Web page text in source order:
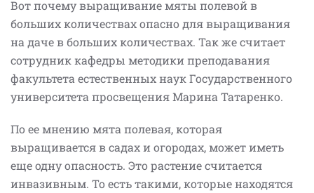
Вот почему выращивание мяты полевой в
больших количествах опасно для выращивания
на даче в больших количествах. Так же считает
сотрудник кафедры методики преподавания
факультета естественных наук Государственного
университета просвещения Марина Татаренко.
По ее мнению мята полевая, которая
выращивается в садах и огородах, может иметь
еще одну опасность. Это растение считается
инвазивным. То есть такими, которые находятся